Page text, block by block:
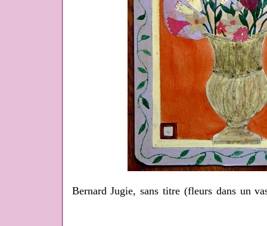
Bernard Jugie, sans titre (fleurs dans un